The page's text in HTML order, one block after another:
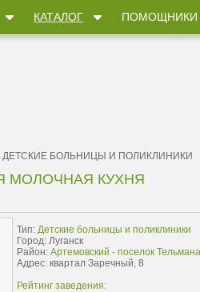
КАТАЛОГ ПОМОЩНИКИ
ДЕТСКИЕ БОЛЬНИЦЫ И ПОЛИКЛИНИКИ
МОЛОЧНАЯ КУХНЯ
Тип: Детские больницы и поликлиники
Город: Луганск
Район: Артемовский - поселок Тельмана
Адрес: квартал Заречный, 8
Рейтинг заведения: